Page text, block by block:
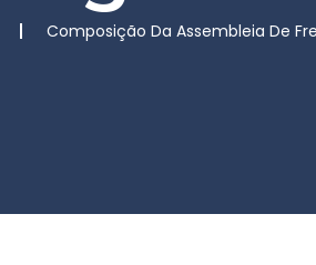
Composição Da Assembleia De